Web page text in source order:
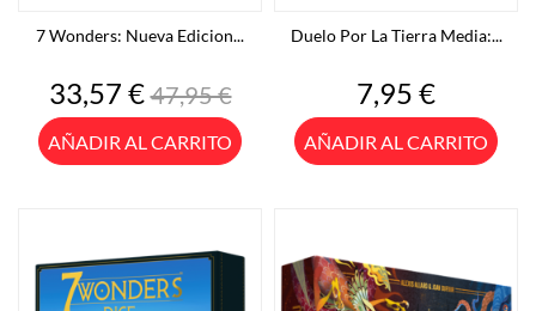
7 Wonders: Nueva Edicion...
Precio
33,57 €Precio
base
47,95 €
AÑADIR AL CARRITO
Duelo Por La Tierra Media:...
Precio
7,95 €
AÑADIR AL CARRITO